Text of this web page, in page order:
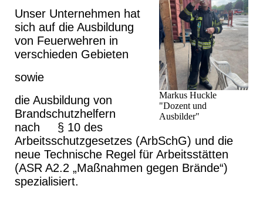
Markus Huckle
"Dozent und
Ausbilder"
Unser Unternehmen hat
sich auf die Ausbildung
von Feuerwehren in
verschieden Gebieten
sowie
die Ausbildung von
Brandschutzhelfern
nach § 10 des
Arbeitsschutzgesetzes (ArbSchG) und die
neue Technische Regel für Arbeitsstätten
(ASR A2.2 „Maßnahmen gegen Brände“)
spezialisiert.